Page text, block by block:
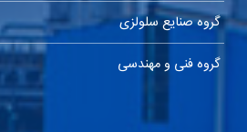
گروه صنایع سلولزی
گروه فنی و مهندسی